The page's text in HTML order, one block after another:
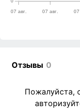
Отзывы 0
Пожалуйста,